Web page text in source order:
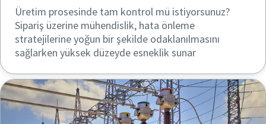
Üretim prosesinde tam kontrol mü istiyorsunuz?
Sipariş üzerine mühendislik, hata önleme
stratejilerine yoğun bir şekilde odaklanılmasını
sağlarken yüksek düzeyde esneklik sunar